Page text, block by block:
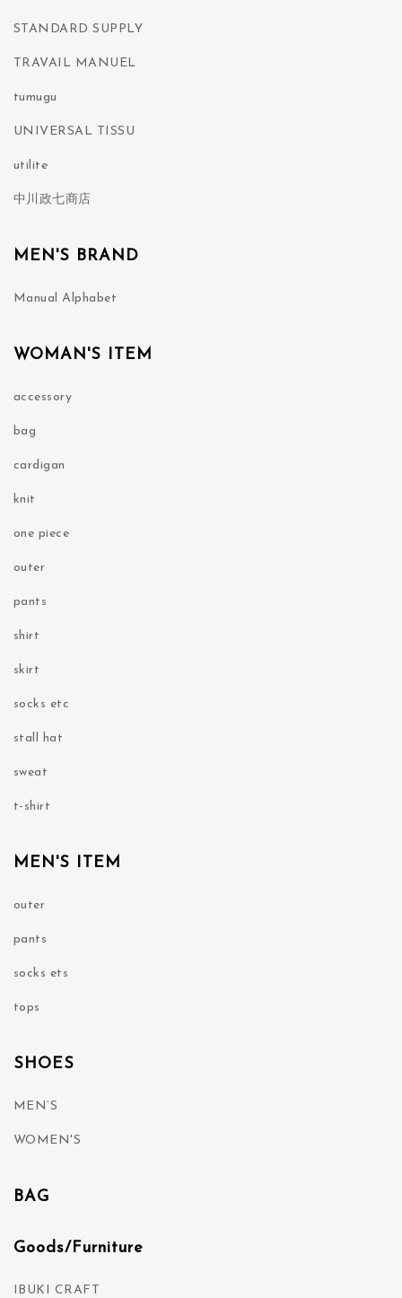
STANDARD SUPPLY
TRAVAIL MANUEL
tumugu
UNIVERSAL TISSU
utilite
中川政七商店
MEN'S BRAND
Manual Alphabet
WOMAN'S ITEM
accessory
bag
cardigan
knit
one piece
outer
pants
shirt
skirt
socks etc
stall hat
sweat
t-shirt
MEN'S ITEM
outer
pants
socks ets
tops
SHOES
MEN’S
WOMEN'S
BAG
Goods/Furniture
IBUKI CRAFT